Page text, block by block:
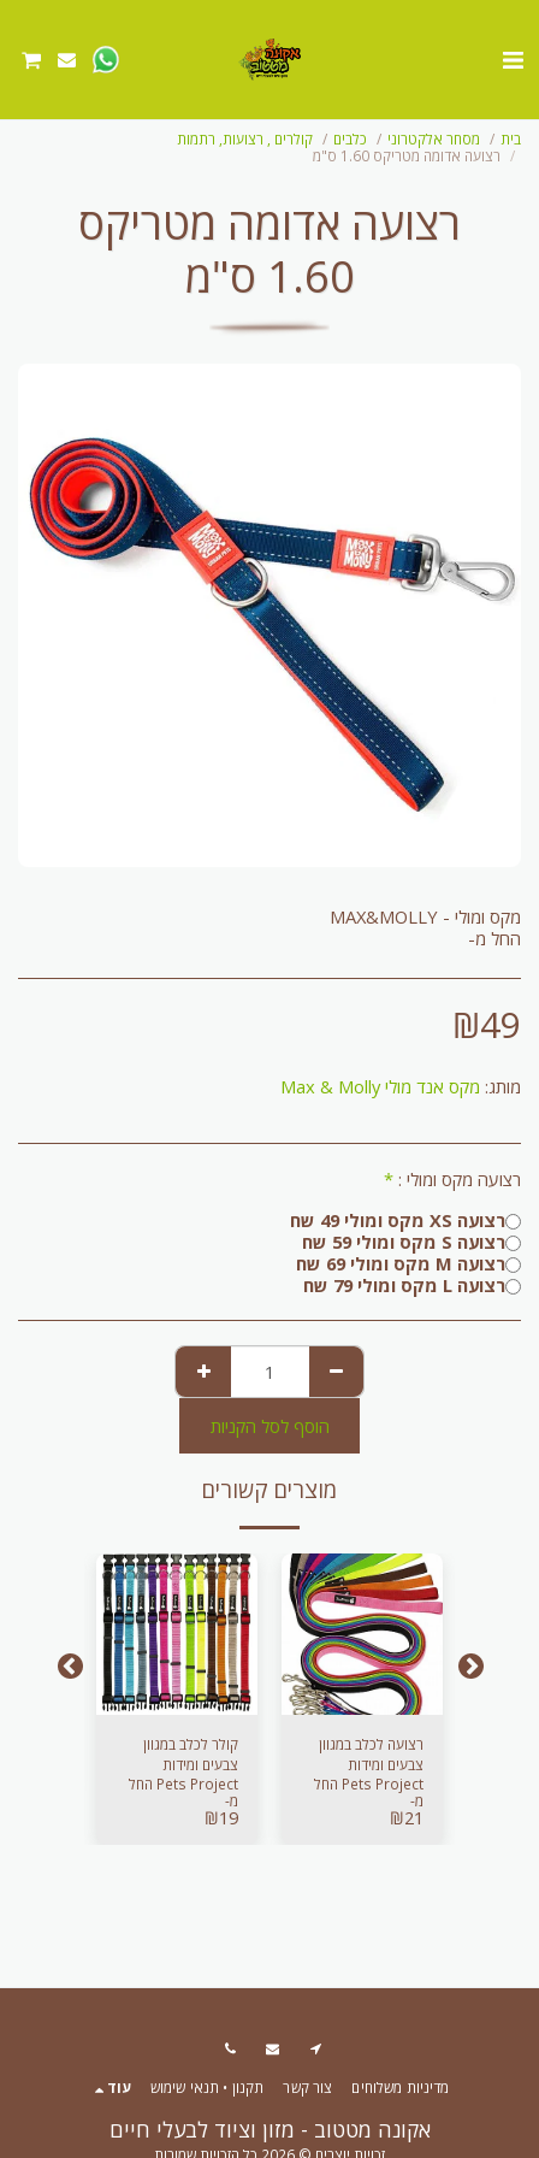
בית מסחר אלקטרוני כלבים
קולרים , רצועות, רתמות
רצועה אדומה מטריקס 1.60 ס"מ
רצועה אדומה מטריקס
1.60 ס"מ
החל מ-
₪49
מותג: מקס אנד מולי Max & Molly
רצועה מקס ומולי : *
רצועה XS מקס ומולי 49 שח
רצועה S מקס ומולי 59 שח
רצועה M מקס ומולי 69 שח
רצועה L מקס ומולי 79 שח
הוסף לסל הקניות
מוצרים קשורים
רצועה לכלב במגוון
צבעים ומידות
Pets Project החל
מ-
₪21
קולר לכלב במגוון
צבעים ומידות
Pets Project החל
מ-
₪19
אקונה מטטוב - מזון וציוד לבעלי חיים
מדיניות משלוחים צור קשר תקנון • תנאי שימוש עוד